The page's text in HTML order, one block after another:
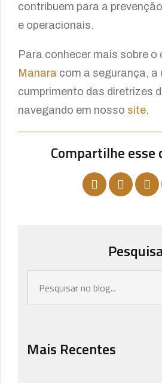
contribuem para a
e operacionais.
Para conhecer mais sobre
Manara com a segurança, a
cumprimento das diretrizes
navegando em nosso site.
Compartilhe esse
Mais Recentes